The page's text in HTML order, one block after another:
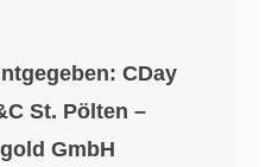
CDay
St. Pölten –
GmbH